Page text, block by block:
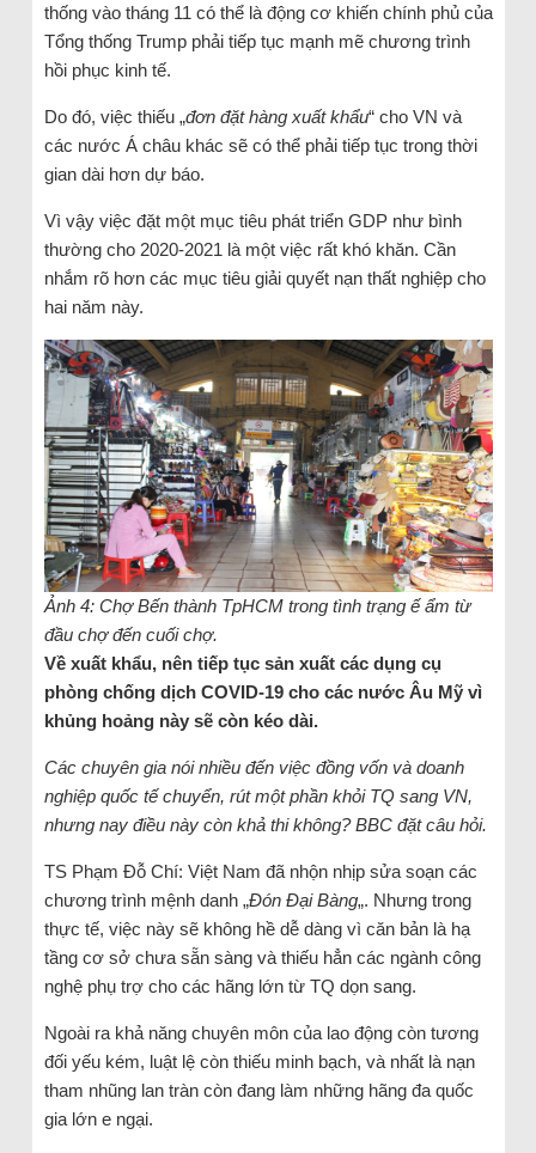
thống vào tháng 11 có thể là động cơ khiến chính phủ của
Tổng thống Trump phải tiếp tục mạnh mẽ chương trình
hồi phục kinh tế.
Do đó, việc thiếu „đơn đặt hàng xuất khẩu“ cho VN và
các nước Á châu khác sẽ có thể phải tiếp tục trong thời
gian dài hơn dự báo.
Vì vậy việc đặt một mục tiêu phát triển GDP như bình
thường cho 2020-2021 là một việc rất khó khăn. Cần
nhắm rõ hơn các mục tiêu giải quyết nạn thất nghiệp cho
hai năm này.
Ảnh 4: Chợ Bến thành TpHCM trong tình trạng ế ẩm từ
đầu chợ đến cuối chợ.
Về xuất khẩu, nên tiếp tục sản xuất các dụng cụ
phòng chống dịch COVID-19 cho các nước Âu Mỹ vì
khủng hoảng này sẽ còn kéo dài.
Các chuyên gia nói nhiều đến việc đồng vốn và doanh
nghiệp quốc tế chuyển, rút một phần khỏi TQ sang VN,
nhưng nay điều này còn khả thi không? BBC đặt câu hỏi.
TS Phạm Đỗ Chí: Việt Nam đã nhộn nhịp sửa soạn các
chương trình mệnh danh „Đón Đại Bàng„. Nhưng trong
thực tế, việc này sẽ không hề dễ dàng vì căn bản là hạ
tầng cơ sở chưa sẵn sàng và thiếu hẳn các ngành công
nghệ phụ trợ cho các hãng lớn từ TQ dọn sang.
Ngoài ra khả năng chuyên môn của lao động còn tương
đối yếu kém, luật lệ còn thiếu minh bạch, và nhất là nạn
tham nhũng lan tràn còn đang làm những hãng đa quốc
gia lớn e ngại.